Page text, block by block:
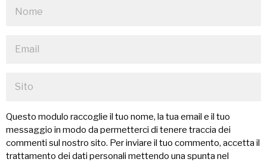
Questo modulo raccoglie il tuo nome, la tua email e il tuo
messaggio in modo da permetterci di tenere traccia dei
commenti sul nostro sito. Per inviare il tuo commento, accetta il
trattamento dei dati personali mettendo una spunta nel